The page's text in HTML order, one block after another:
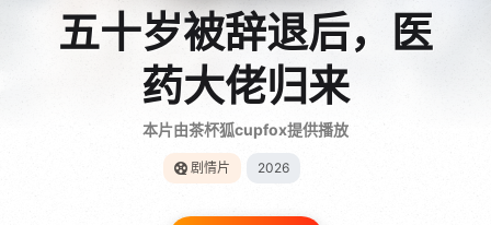
五十岁被辞退后，医
药大佬归来
本片由茶杯狐cupfox提供播放
剧情片 2026